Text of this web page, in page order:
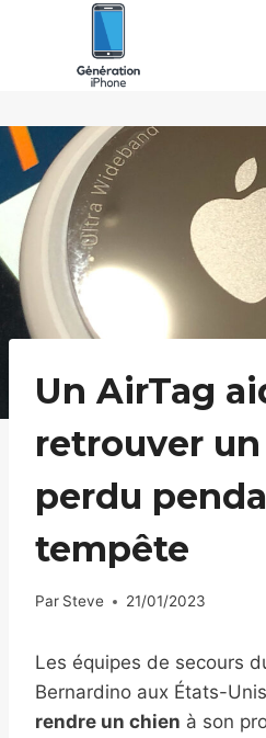
Un AirTag
retrouver
perdu
tempête
Par Steve 21/01/2023
Les équipes de secours
Bernardino aux États-
rendre un chien à son